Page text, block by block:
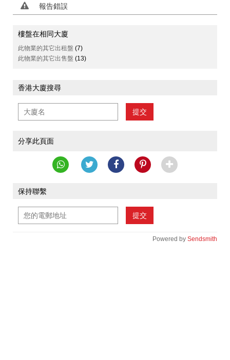
報告錯誤
樓盤在相同大廈
此物業的其它出租盤 (7)
此物業的其它出售盤 (13)
香港大廈搜尋
提交
分享此頁面
保持聯繫
提交
Powered by Sendsmith